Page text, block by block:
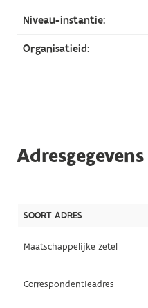
Niveau-instantie:
Organisatieid:
Adresgegevens
SOORT ADRES
Maatschappelijke zetel
Correspondentieadres